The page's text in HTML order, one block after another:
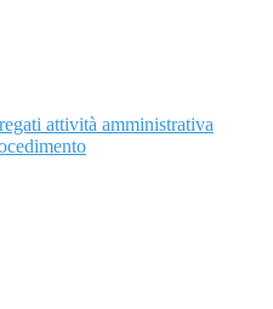
attività amministrativa